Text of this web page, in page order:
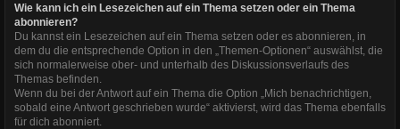
Wie kann ich ein Lesezeichen auf ein Thema setzen oder ein Thema
abonnieren?
Du kannst ein Lesezeichen auf ein Thema setzen oder es abonnieren, in
dem du die entsprechende Option in den „Themen-Optionen“ auswählst, die
sich normalerweise ober- und unterhalb des Diskussionsverlaufs des
Themas befinden.
Wenn du bei der Antwort auf ein Thema die Option „Mich benachrichtigen,
sobald eine Antwort geschrieben wurde“ aktivierst, wird das Thema ebenfalls
für dich abonniert.